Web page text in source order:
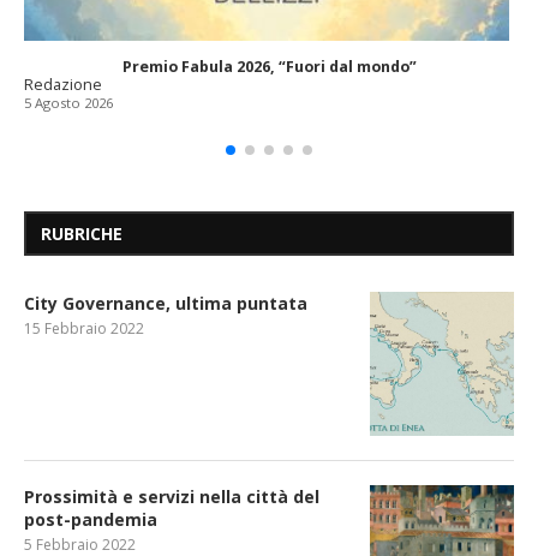
Premio Fabula 2026, “Fuori dal mondo”
Redazione
5 Agosto 2026
RUBRICHE
City Governance, ultima puntata
15 Febbraio 2022
Prossimità e servizi nella città del
post-pandemia
5 Febbraio 2022